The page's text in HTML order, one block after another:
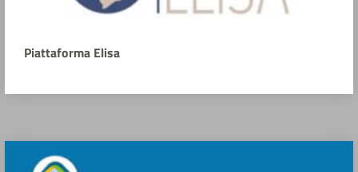
Piattaforma Elisa